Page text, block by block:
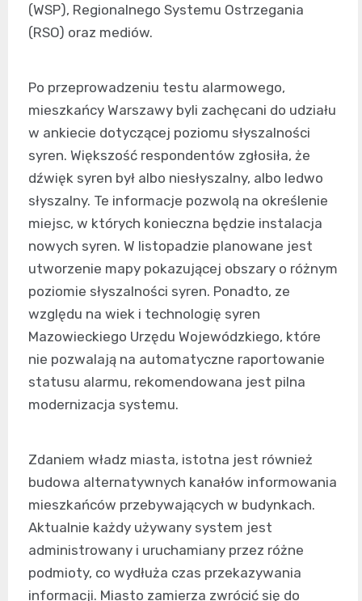
(WSP), Regionalnego Systemu Ostrzegania
(RSO) oraz mediów.
Po przeprowadzeniu testu alarmowego,
mieszkańcy Warszawy byli zachęcani do udziału
w ankiecie dotyczącej poziomu słyszalności
syren. Większość respondentów zgłosiła, że
dźwięk syren był albo niesłyszalny, albo ledwo
słyszalny. Te informacje pozwolą na określenie
miejsc, w których konieczna będzie instalacja
nowych syren. W listopadzie planowane jest
utworzenie mapy pokazującej obszary o różnym
poziomie słyszalności syren. Ponadto, ze
względu na wiek i technologię syren
Mazowieckiego Urzędu Wojewódzkiego, które
nie pozwalają na automatyczne raportowanie
statusu alarmu, rekomendowana jest pilna
modernizacja systemu.
Zdaniem władz miasta, istotna jest również
budowa alternatywnych kanałów informowania
mieszkańców przebywających w budynkach.
Aktualnie każdy używany system jest
administrowany i uruchamiany przez różne
podmioty, co wydłuża czas przekazywania
informacji. Miasto zamierza zwrócić się do